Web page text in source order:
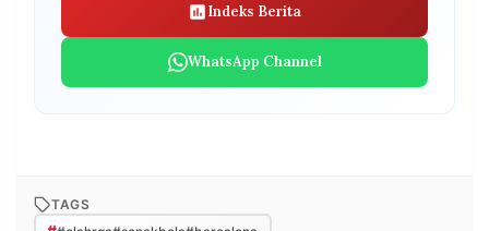
Indeks Berita
WhatsApp Channel
TAGS